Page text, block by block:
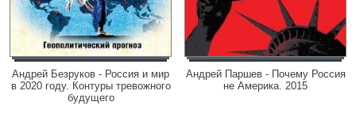
Андрей Безруков - Россия и мир
в 2020 году. Контуры тревожного
будущего
Андрей Паршев - Почему Россия
не Америка. 2015